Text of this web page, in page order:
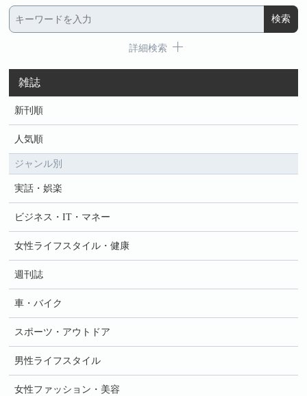
詳細検索
雑誌
新刊順
人気順
ジャンル別
実話・娯楽
ビジネス・IT・マネー
女性ライフスタイル・健康
週刊誌
車・バイク
スポーツ・アウトドア
男性ライフスタイル
女性ファッション・美容